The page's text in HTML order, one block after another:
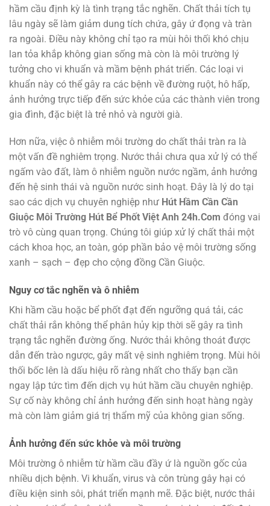
hầm cầu định kỳ là tình trạng tắc nghẽn. Chất thải tích tụ
lâu ngày sẽ làm giảm dung tích chứa, gây ứ đọng và tràn
ra ngoài. Điều này không chỉ tạo ra mùi hôi thối khó chịu
lan tỏa khắp không gian sống mà còn là môi trường lý
tưởng cho vi khuẩn và mầm bệnh phát triển. Các loại vi
khuẩn này có thể gây ra các bệnh về đường ruột, hô hấp,
ảnh hưởng trực tiếp đến sức khỏe của các thành viên trong
gia đình, đặc biệt là trẻ nhỏ và người già.
Hơn nữa, việc ô nhiễm môi trường do chất thải tràn ra là
một vấn đề nghiêm trọng. Nước thải chưa qua xử lý có thể
ngấm vào đất, làm ô nhiễm nguồn nước ngầm, ảnh hưởng
đến hệ sinh thái và nguồn nước sinh hoạt. Đây là lý do tại
sao các dịch vụ chuyên nghiệp như Hút Hầm Cần Cần
Giuộc Môi Trường Hút Bể Phốt Việt Anh 24h.Com đóng vai
trò vô cùng quan trọng. Chúng tôi giúp xử lý chất thải một
cách khoa học, an toàn, góp phần bảo vệ môi trường sống
xanh – sạch – đẹp cho cộng đồng Cần Giuộc.
Nguy cơ tắc nghẽn và ô nhiễm
Khi hầm cầu hoặc bể phốt đạt đến ngưỡng quá tải, các
chất thải rắn không thể phân hủy kịp thời sẽ gây ra tình
trạng tắc nghẽn đường ống. Nước thải không thoát được
dẫn đến trào ngược, gây mất vệ sinh nghiêm trọng. Mùi hôi
thối bốc lên là dấu hiệu rõ ràng nhất cho thấy bạn cần
ngay lập tức tìm đến dịch vụ hút hầm cầu chuyên nghiệp.
Sự cố này không chỉ ảnh hưởng đến sinh hoạt hàng ngày
mà còn làm giảm giá trị thẩm mỹ của không gian sống.
Ảnh hưởng đến sức khỏe và môi trường
Môi trường ô nhiễm từ hầm cầu đầy ứ là nguồn gốc của
nhiều dịch bệnh. Vi khuẩn, virus và côn trùng gây hại có
điều kiện sinh sôi, phát triển mạnh mẽ. Đặc biệt, nước thải